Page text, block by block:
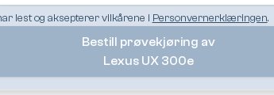
lest og aksepterer vilkårene i Personvernerklæringen.
Bestill prøvekjøring av
Lexus UX 300e